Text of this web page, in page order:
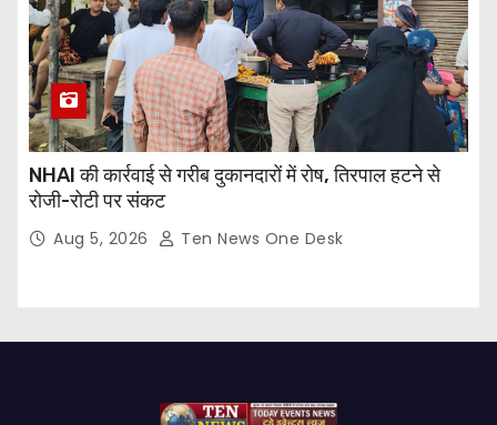
NHAI की कार्रवाई से गरीब दुकानदारों में रोष, तिरपाल हटने से
रोजी-रोटी पर संकट
Aug 5, 2026 Ten News One Desk